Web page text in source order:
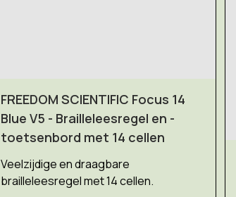
FREEDOM SCIENTIFIC Focus 14
Blue V5 - Brailleleesregel en -
toetsenbord met 14 cellen
Veelzijdige en draagbare
brailleleesregel met 14 cellen.